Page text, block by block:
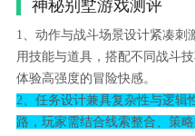
神秘别墅游戏测评
1、动作与战斗场景设计紧凑刺
用技能与道具，搭配不同战斗
体验高强度的冒险快感。
2、任务设计兼具复杂性与逻辑
路，玩家需结合线索整合、策